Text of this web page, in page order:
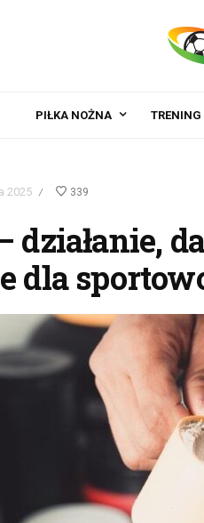
PIŁKA NOŻNA
2025 / 339
działanie,
dla